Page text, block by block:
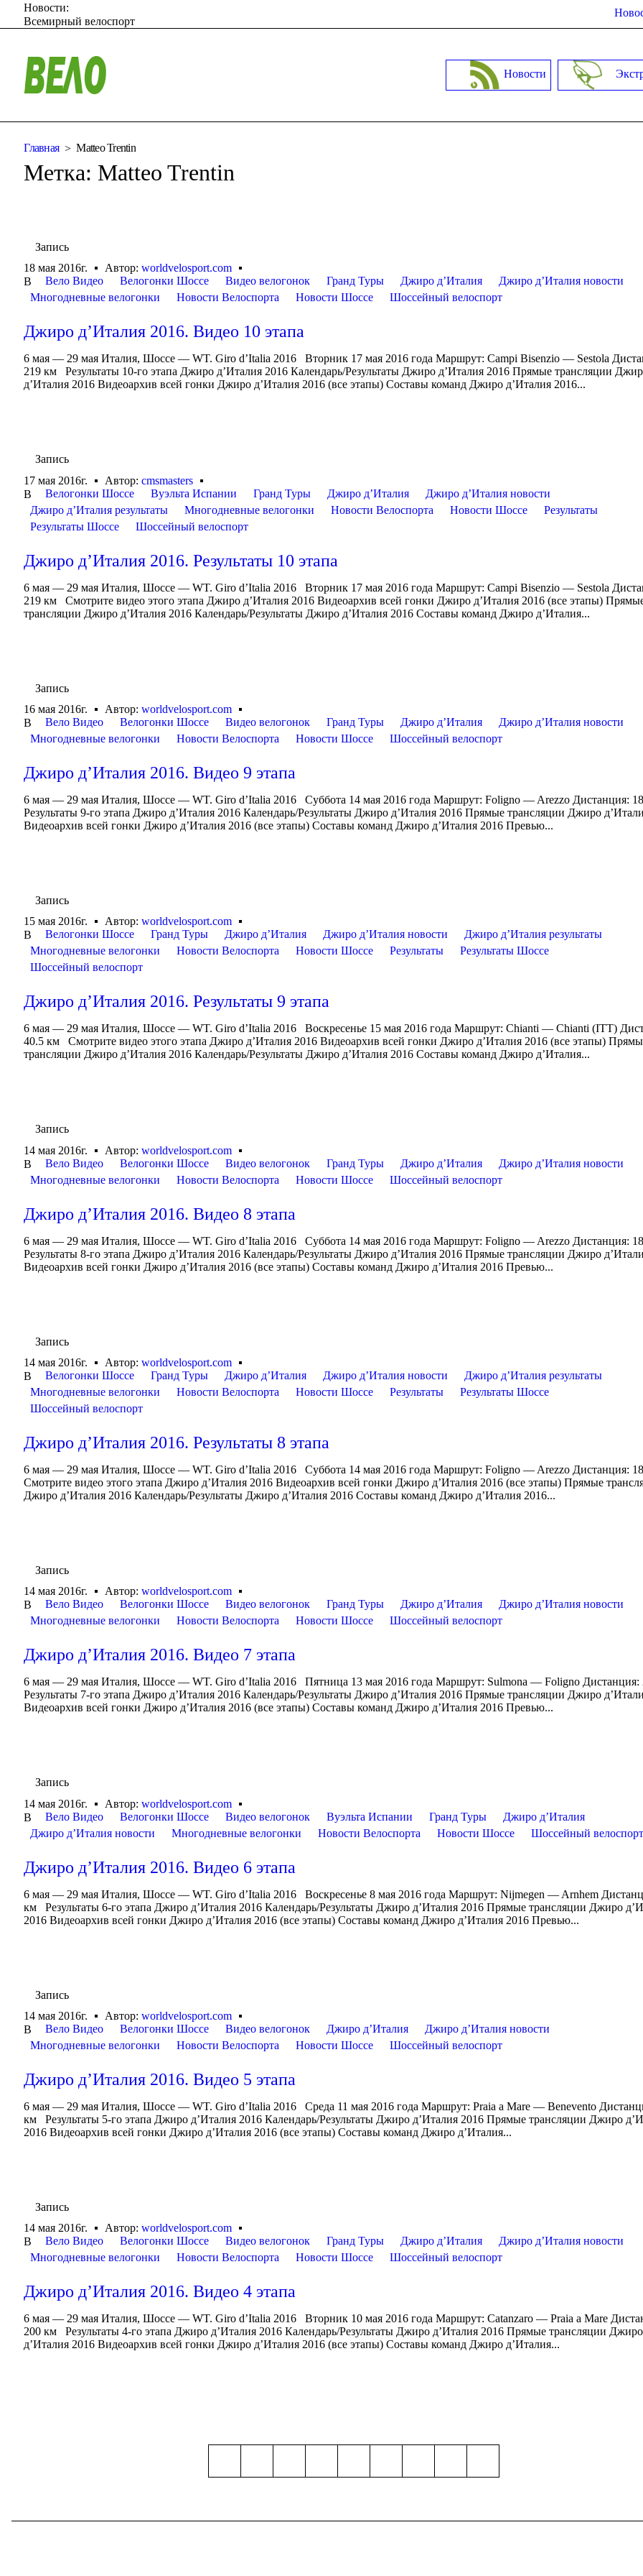
Новости:
Всемирный велоспорт
Новости
Главная Matteo Trentin
Метка: Matteo Trentin
Запись
18 мая 2016г.
Автор:worldvelosport.com
В
Вело Видео Велогонки Шоссе Видео велогонок Гранд Туры Джиро д’Италия
Джиро д’Италия новости
Многодневные велогонки
Новости Велоспорта Новости Шоссе Шоссейный велоспорт
Джиро д’Италия 2016. Видео 10 этапа
6 мая — 29 мая Италия, Шоссе — WT. Giro d’Italia 2016 Вторник 17 мая 2016 года Маршрут: Campi Bisenzio — Sestola
219 км Результаты 10-го этапа Джиро д’Италия 2016 Календарь/Результаты Джиро д’Италия 2016 Прямые трансляции
д’Италия 2016 Видеоархив всей гонки Джиро д’Италия 2016 (все этапы) Составы команд Джиро д’Италия 2016...
Запись
17 мая 2016г.
Автор:cmsmasters
В
Велогонки Шоссе Вуэльта Испании Гранд Туры Джиро д’Италия
Джиро д’Италия новости
Джиро д’Италия результаты
Многодневные велогонки Новости Велоспорта Новости Шоссе
Результаты
Результаты Шоссе
Шоссейный велоспорт
Джиро д’Италия 2016. Результаты 10 этапа
6 мая — 29 мая Италия, Шоссе — WT. Giro d’Italia 2016 Вторник 17 мая 2016 года Маршрут: Campi Bisenzio — Sestola
219 км Смотрите видео этого этапа Джиро д’Италия 2016 Видеоархив всей гонки Джиро д’Италия 2016 (все этапы)
трансляции Джиро д’Италия 2016 Календарь/Результаты Джиро д’Италия 2016 Составы команд Джиро д’Италия...
Запись
16 мая 2016г.
Автор:worldvelosport.com
В
Вело Видео Велогонки Шоссе Видео велогонок Гранд Туры Джиро д’Италия
Джиро д’Италия новости
Многодневные велогонки
Новости Велоспорта Новости Шоссе Шоссейный велоспорт
Джиро д’Италия 2016. Видео 9 этапа
6 мая — 29 мая Италия, Шоссе — WT. Giro d’Italia 2016 Суббота 14 мая 2016 года Маршрут: Foligno — Arezzo Дистанция:
Результаты 9-го этапа Джиро д’Италия 2016 Календарь/Результаты Джиро д’Италия 2016 Прямые трансляции Джиро
Видеоархив всей гонки Джиро д’Италия 2016 (все этапы) Составы команд Джиро д’Италия 2016 Превью...
Запись
15 мая 2016г.
Автор:worldvelosport.com
В
Велогонки Шоссе Гранд Туры Джиро д’Италия Джиро д’Италия новости
Джиро д’Италия результаты
Многодневные велогонки
Новости Велоспорта Новости Шоссе Результаты
Результаты Шоссе
Шоссейный велоспорт
Джиро д’Италия 2016. Результаты 9 этапа
6 мая — 29 мая Италия, Шоссе — WT. Giro d’Italia 2016 Воскресенье 15 мая 2016 года Маршрут: Chianti — Chianti (ITT)
40.5 км Смотрите видео этого этапа Джиро д’Италия 2016 Видеоархив всей гонки Джиро д’Италия 2016 (все этапы)
трансляции Джиро д’Италия 2016 Календарь/Результаты Джиро д’Италия 2016 Составы команд Джиро д’Италия...
Запись
14 мая 2016г.
Автор:worldvelosport.com
В
Вело Видео Велогонки Шоссе Видео велогонок Гранд Туры Джиро д’Италия
Джиро д’Италия новости
Многодневные велогонки
Новости Велоспорта Новости Шоссе Шоссейный велоспорт
Джиро д’Италия 2016. Видео 8 этапа
6 мая — 29 мая Италия, Шоссе — WT. Giro d’Italia 2016 Суббота 14 мая 2016 года Маршрут: Foligno — Arezzo Дистанция:
Результаты 8-го этапа Джиро д’Италия 2016 Календарь/Результаты Джиро д’Италия 2016 Прямые трансляции Джиро
Видеоархив всей гонки Джиро д’Италия 2016 (все этапы) Составы команд Джиро д’Италия 2016 Превью...
Запись
14 мая 2016г.
Автор:worldvelosport.com
В
Велогонки Шоссе Гранд Туры Джиро д’Италия Джиро д’Италия новости
Джиро д’Италия результаты
Многодневные велогонки
Новости Велоспорта Новости Шоссе Результаты
Результаты Шоссе
Шоссейный велоспорт
Джиро д’Италия 2016. Результаты 8 этапа
6 мая — 29 мая Италия, Шоссе — WT. Giro d’Italia 2016 Суббота 14 мая 2016 года Маршрут: Foligno — Arezzo Дистанция:
Смотрите видео этого этапа Джиро д’Италия 2016 Видеоархив всей гонки Джиро д’Италия 2016 (все этапы) Прямые
Джиро д’Италия 2016 Календарь/Результаты Джиро д’Италия 2016 Составы команд Джиро д’Италия 2016...
Запись
14 мая 2016г.
Автор:worldvelosport.com
В
Вело Видео Велогонки Шоссе Видео велогонок Гранд Туры Джиро д’Италия
Джиро д’Италия новости
Многодневные велогонки
Новости Велоспорта Новости Шоссе Шоссейный велоспорт
Джиро д’Италия 2016. Видео 7 этапа
6 мая — 29 мая Италия, Шоссе — WT. Giro d’Italia 2016 Пятница 13 мая 2016 года Маршрут: Sulmona — Foligno Дистанция:
Результаты 7-го этапа Джиро д’Италия 2016 Календарь/Результаты Джиро д’Италия 2016 Прямые трансляции Джиро
Видеоархив всей гонки Джиро д’Италия 2016 (все этапы) Составы команд Джиро д’Италия 2016 Превью...
Запись
14 мая 2016г.
Автор:worldvelosport.com
В
Вело Видео Велогонки Шоссе Видео велогонок Вуэльта Испании Гранд Туры
Джиро д’Италия
Джиро д’Италия новости
Многодневные велогонки Новости Велоспорта Новости Шоссе Шоссейный велоспорт
Джиро д’Италия 2016. Видео 6 этапа
6 мая — 29 мая Италия, Шоссе — WT. Giro d’Italia 2016 Воскресенье 8 мая 2016 года Маршрут: Nijmegen — Arnhem
км Результаты 6-го этапа Джиро д’Италия 2016 Календарь/Результаты Джиро д’Италия 2016 Прямые трансляции Джиро
2016 Видеоархив всей гонки Джиро д’Италия 2016 (все этапы) Составы команд Джиро д’Италия 2016 Превью...
Запись
14 мая 2016г.
Автор:worldvelosport.com
В
Вело Видео Велогонки Шоссе Видео велогонок Джиро д’Италия
Джиро д’Италия новости
Многодневные велогонки
Новости Велоспорта Новости Шоссе Шоссейный велоспорт
Джиро д’Италия 2016. Видео 5 этапа
6 мая — 29 мая Италия, Шоссе — WT. Giro d’Italia 2016 Среда 11 мая 2016 года Маршрут: Praia a Mare — Benevento
км Результаты 5-го этапа Джиро д’Италия 2016 Календарь/Результаты Джиро д’Италия 2016 Прямые трансляции Джиро
2016 Видеоархив всей гонки Джиро д’Италия 2016 (все этапы) Составы команд Джиро д’Италия...
Запись
14 мая 2016г.
Автор:worldvelosport.com
В
Вело Видео Велогонки Шоссе Видео велогонок Гранд Туры Джиро д’Италия
Джиро д’Италия новости
Многодневные велогонки
Новости Велоспорта Новости Шоссе Шоссейный велоспорт
Джиро д’Италия 2016. Видео 4 этапа
6 мая — 29 мая Италия, Шоссе — WT. Giro d’Italia 2016 Вторник 10 мая 2016 года Маршрут: Catanzaro — Praia a Mare
200 км Результаты 4-го этапа Джиро д’Италия 2016 Календарь/Результаты Джиро д’Италия 2016 Прямые трансляции Джиро
д’Италия 2016 Видеоархив всей гонки Джиро д’Италия 2016 (все этапы) Составы команд Джиро д’Италия...